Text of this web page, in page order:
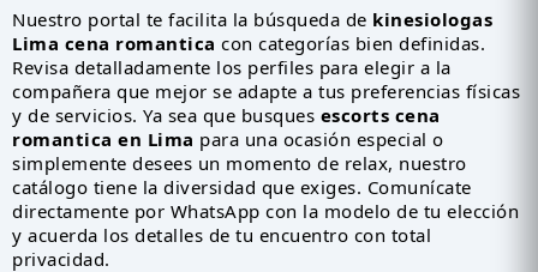
Nuestro portal te facilita la búsqueda de kinesiologas
Lima cena romantica con categorías bien definidas.
Revisa detalladamente los perfiles para elegir a la
compañera que mejor se adapte a tus preferencias físicas
y de servicios. Ya sea que busques escorts cena
romantica en Lima para una ocasión especial o
simplemente desees un momento de relax, nuestro
catálogo tiene la diversidad que exiges. Comunícate
directamente por WhatsApp con la modelo de tu elección
y acuerda los detalles de tu encuentro con total
privacidad.